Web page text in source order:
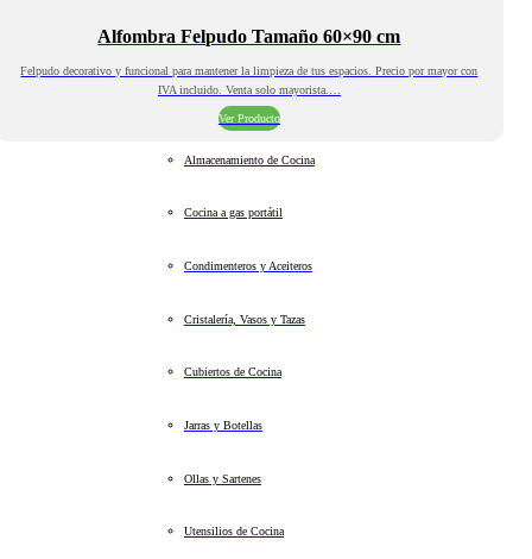
Alfombra Felpudo Tamaño 60×90 cm
Felpudo decorativo y funcional para mantener la limpieza de tus espacios. Precio por mayor con
IVA incluido. Venta solo mayorista.…
Ver Producto
Almacenamiento de Cocina
Cocina a gas portátil
Condimenteros y Aceiteros
Cristalería, Vasos y Tazas
Cubiertos de Cocina
Jarras y Botellas
Ollas y Sartenes
Utensilios de Cocina